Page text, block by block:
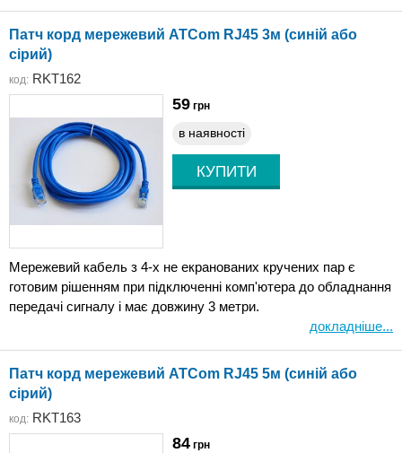
Патч корд мережевий ATCom RJ45 3м (синій або
сірий)
код: RKT162
59 грн
в наявності
Мережевий кабель з 4-х не екранованих кручених пар є
готовим рішенням при підключенні комп'ютера до обладнання
передачі сигналу і має довжину 3 метри.
докладніше...
Патч корд мережевий ATCom RJ45 5м (синій або
сірий)
код: RKT163
84 грн